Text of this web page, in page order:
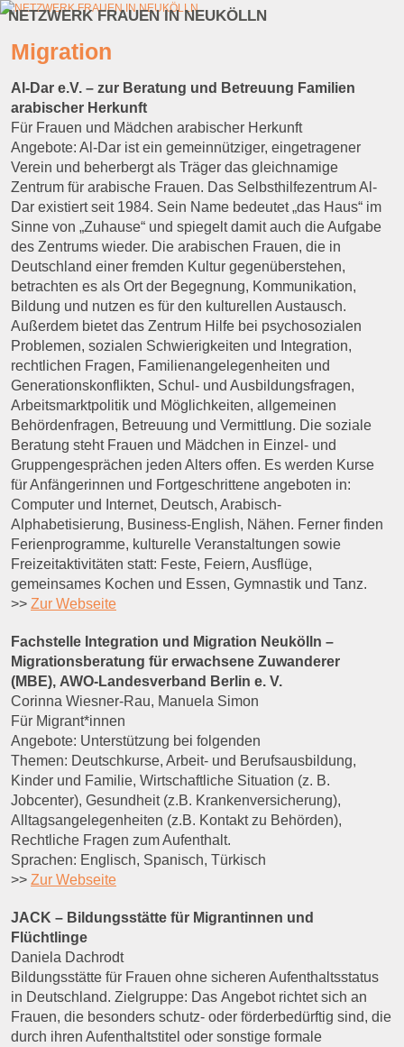
NETZWERK FRAUEN IN NEUKÖLLN
Zum Inhalt wechseln
Zum sekundären Inhalt wechseln
Migration
Al-Dar e.V. – zur Beratung und Betreuung Familien
arabischer Herkunft
Für Frauen und Mädchen arabischer Herkunft
Angebote: Al-Dar ist ein gemeinnütziger, eingetragener
Verein und beherbergt als Träger das gleichnamige
Zentrum für arabische Frauen. Das Selbsthilfezentrum Al-
Dar existiert seit 1984. Sein Name bedeutet „das Haus“ im
Sinne von „Zuhause“ und spiegelt damit auch die Aufgabe
des Zentrums wieder. Die arabischen Frauen, die in
Deutschland einer fremden Kultur gegenüberstehen,
betrachten es als Ort der Begegnung, Kommunikation,
Bildung und nutzen es für den kulturellen Austausch.
Außerdem bietet das Zentrum Hilfe bei psychosozialen
Problemen, sozialen Schwierigkeiten und Integration,
rechtlichen Fragen, Familienangelegenheiten und
Generationskonflikten, Schul- und Ausbildungsfragen,
Arbeitsmarktpolitik und Möglichkeiten, allgemeinen
Behördenfragen, Betreuung und Vermittlung. Die soziale
Beratung steht Frauen und Mädchen in Einzel- und
Gruppengesprächen jeden Alters offen. Es werden Kurse
für Anfängerinnen und Fortgeschrittene angeboten in:
Computer und Internet, Deutsch, Arabisch-
Alphabetisierung, Business-English, Nähen. Ferner finden
Ferienprogramme, kulturelle Veranstaltungen sowie
Freizeitaktivitäten statt: Feste, Feiern, Ausflüge,
gemeinsames Kochen und Essen, Gymnastik und Tanz.
>> Zur Webseite
Fachstelle Integration und Migration Neukölln –
Migrationsberatung für erwachsene Zuwanderer
(MBE), AWO-Landesverband Berlin e. V.
Corinna Wiesner-Rau, Manuela Simon
Für Migrant*innen
Angebote: Unterstützung bei folgenden
Themen: Deutschkurse, Arbeit- und Berufsausbildung,
Kinder und Familie, Wirtschaftliche Situation (z. B.
Jobcenter), Gesundheit (z.B. Krankenversicherung),
Alltagsangelegenheiten (z.B. Kontakt zu Behörden),
Rechtliche Fragen zum Aufenthalt.
Sprachen: Englisch, Spanisch, Türkisch
>> Zur Webseite
JACK – Bildungsstätte für Migrantinnen und
Flüchtlinge
Daniela Dachrodt
Bildungsstätte für Frauen ohne sicheren Aufenthaltsstatus
in Deutschland. Zielgruppe: Das Angebot richtet sich an
Frauen, die besonders schutz- oder förderbedürftig sind, die
durch ihren Aufenthaltstitel oder sonstige formale